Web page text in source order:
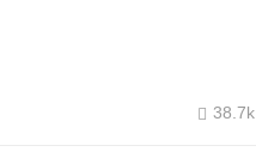
38.7k